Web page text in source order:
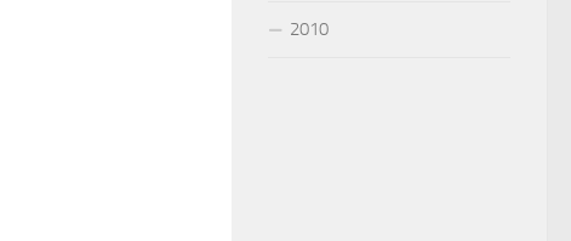
2010